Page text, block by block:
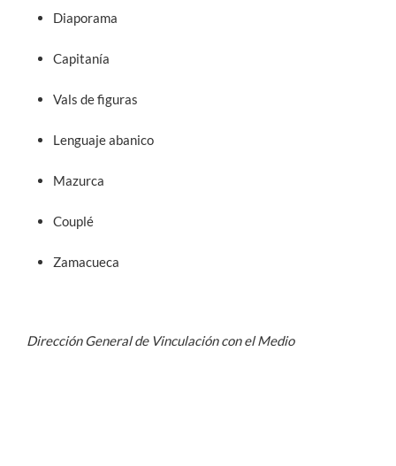
Diaporama
Capitanía
Vals de figuras
Lenguaje abanico
Mazurca
Couplé
Zamacueca
Dirección General de Vinculación con el Medio